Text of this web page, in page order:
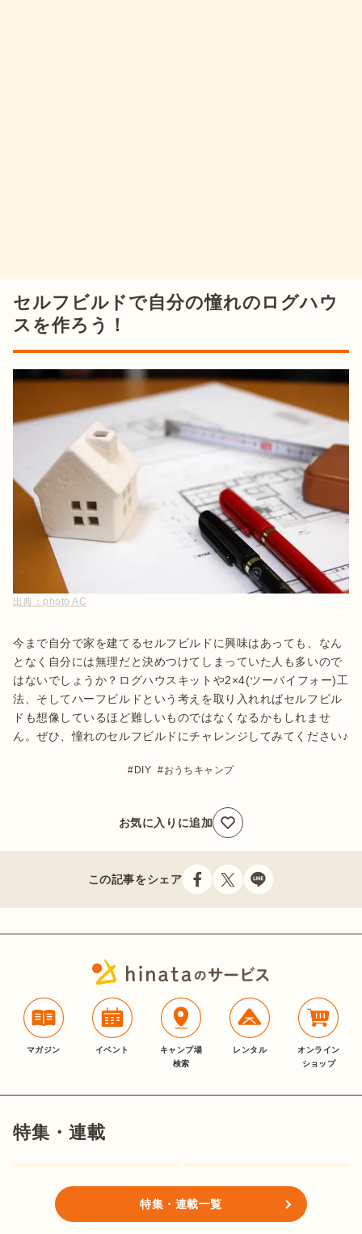
セルフビルドで自分の憧れのログハウ
スを作ろう！
出典： photo AC
今まで自分で家を建てるセルフビルドに興味はあっても、なん
となく自分には無理だと決めつけてしまっていた人も多いので
はないでしょうか？ログハウスキットや2×4(ツーバイフォー)工
法、そしてハーフビルドという考えを取り入れればセルフビル
ドも想像しているほど難しいものではなくなるかもしれませ
ん。ぜひ、憧れのセルフビルドにチャレンジしてみてください♪
DIY おうちキャンプ
お気に入りに追加
この記事をシェア
マガジン イベント
キャンプ場
検索
レンタル
オンライン
ショップ
特集・連載
特集・連載一覧